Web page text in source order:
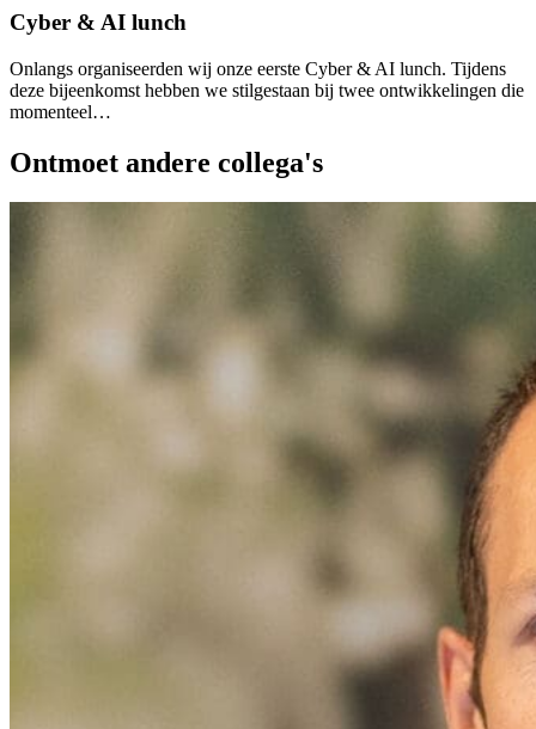
Cyber & AI lunch
Onlangs organiseerden wij onze eerste Cyber & AI lunch. Tijdens
deze bijeenkomst hebben we stilgestaan bij twee ontwikkelingen die
momenteel…
Ontmoet andere collega's